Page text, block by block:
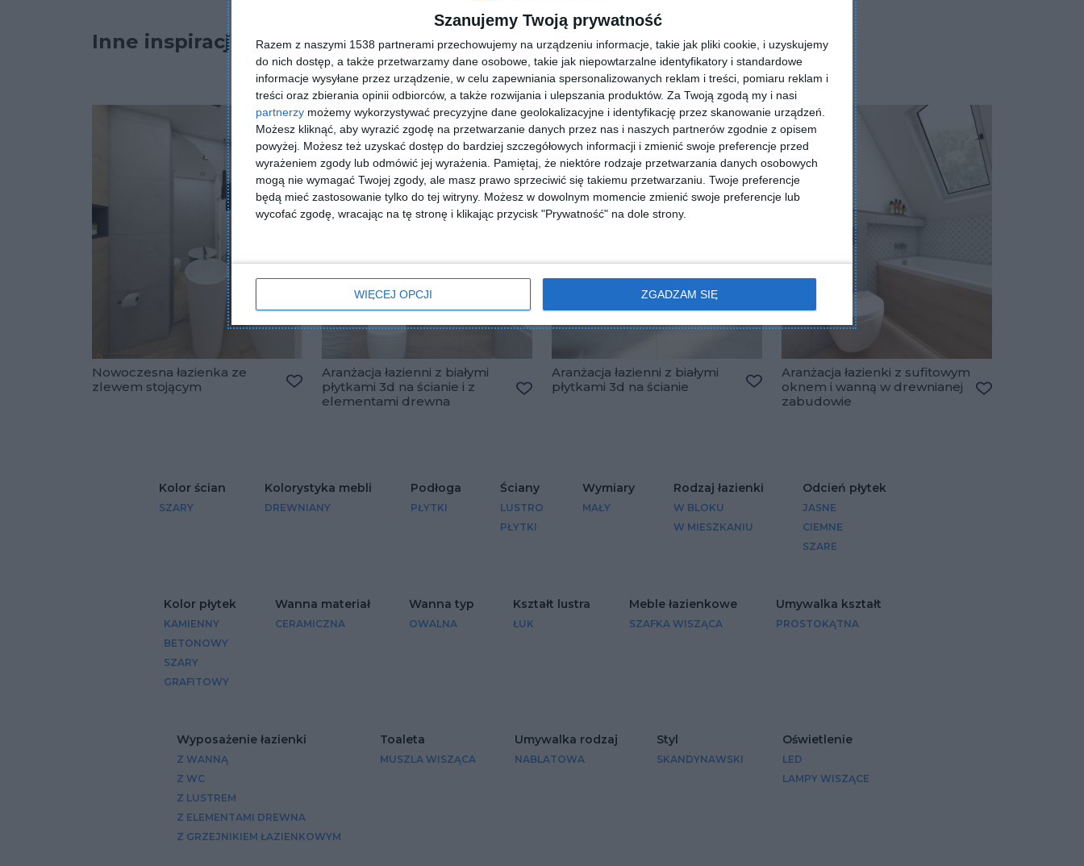
Szanujemy Twoją prywatność
Razem z naszymi 1538 partnerami przechowujemy na urządzeniu informacje, takie jak pliki cookie, i uzyskujemy
do nich dostęp, a także przetwarzamy dane osobowe, takie jak niepowtarzalne identyfikatory i standardowe
informacje wysyłane przez urządzenie, w celu zapewniania spersonalizowanych reklam i treści, pomiaru reklam i
treści oraz zbierania opinii odbiorców, a także rozwijania i ulepszania produktów. Za Twoją zgodą my i nasi
partnerzy możemy wykorzystywać precyzyjne dane geolokalizacyjne i identyfikację przez skanowanie urządzeń.
Możesz kliknąć, aby wyrazić zgodę na przetwarzanie danych przez nas i naszych partnerów zgodnie z opisem
powyżej. Możesz też uzyskać dostęp do bardziej szczegółowych informacji i zmienić swoje preferencje przed
wyrażeniem zgody lub odmówić jej wyrażenia.
Pamiętaj, że niektóre rodzaje przetwarzania danych osobowych
mogą nie wymagać Twojej zgody, ale masz prawo sprzeciwić się takiemu przetwarzaniu. Twoje preferencje
będą mieć zastosowanie tylko do tej witryny. Możesz w dowolnym momencie zmienić swoje preferencje lub
wycofać zgodę, wracając na tę stronę i klikając przycisk "Prywatność" na dole strony.
WIĘCEJ OPCJI ZGADZAM SIĘ
Inne inspiracje
Nowoczesna łazienka ze
zlewem stojącym
Dodaj do ulubionych
Aranżacja łazienni z białymi
płytkami 3d na ścianie i z
elementami drewna
Aranżacja łazienni z białymi
płytkami 3d na ścianie
Dodaj do ulubionych
Aranżacja łazienki z sufitowym
oknem i wanną w drewnianej
zabudowie
Kolor ścian
SZARY
Kolorystyka mebli
DREWNIANY
Podłoga
PŁYTKI
Ściany
LUSTRO
PŁYTKI
Wymiary
MAŁY
Rodzaj łazienki
W BLOKU
W MIESZKANIU
Odcień płytek
JASNE
CIEMNE
SZARE
Kolor płytek
KAMIENNY
BETONOWY
SZARY
GRAFITOWY
Wanna materiał
CERAMICZNA
Wanna typ
OWALNA
Kształt lustra
ŁUK
Meble łazienkowe
SZAFKA WISZĄCA
Umywalka kształt
PROSTOKĄTNA
Wyposażenie łazienki
Z WANNĄ
Z WC
Z LUSTREM
Z ELEMENTAMI DREWNA
Z GRZEJNIKIEM ŁAZIENKOWYM
Toaleta
MUSZLA WISZĄCA
Umywalka rodzaj
NABLATOWA
Styl
SKANDYNAWSKI
Oświetlenie
LED
LAMPY WISZĄCE